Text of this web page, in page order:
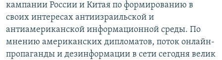
кампании России и Китая по формированию в
своих интересах антиизраильской и
антиамериканской информационной среды. По
мнению американских дипломатов, поток онлайн-
пропаганды и дезинформации в сети сегодня велик